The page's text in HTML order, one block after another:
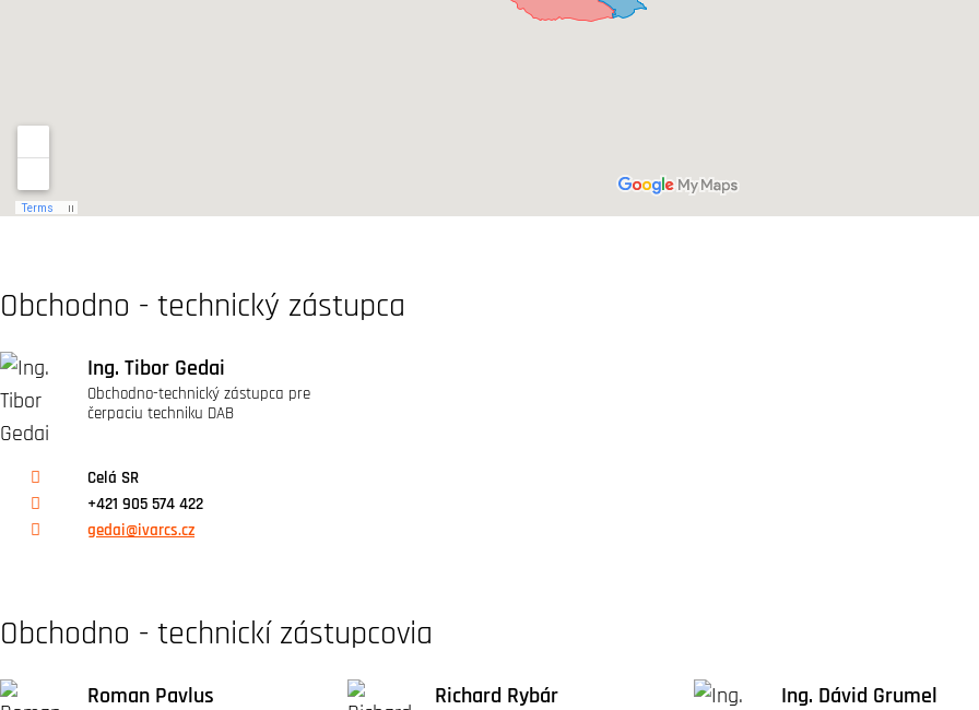
Obchodno - technický zástupca
Ing. Tibor Gedai
Obchodno-technický zástupca pre
čerpaciu techniku DAB
Celá SR
+421 905 574 422
gedai@ivarcs.cz
Obchodno - technickí zástupcovia
Roman Pavlus Richard Rybár Ing. Dávid Grumel